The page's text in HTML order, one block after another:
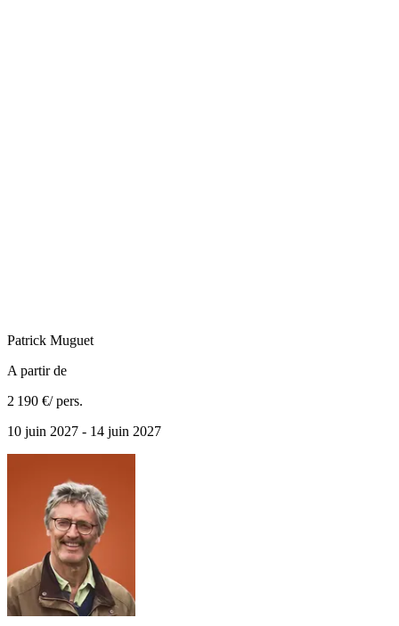
Patrick Muguet
A partir de
2 190 €/ pers.
10 juin 2027 - 14 juin 2027